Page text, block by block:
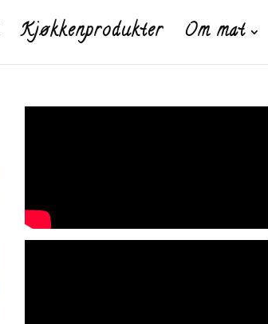
Kjøkkenprodukter Om mat